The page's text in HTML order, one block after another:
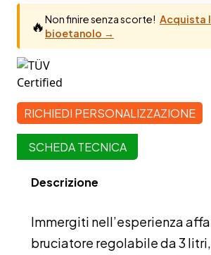
litri
da
🔥Non finire senza scorte! Acquista
bioetanolo →
RICHIEDI PERSONALIZZAZIONE
SCHEDA TECNICA
Descrizione
Immergiti nell’esperienza
bruciatore regolabile da 3